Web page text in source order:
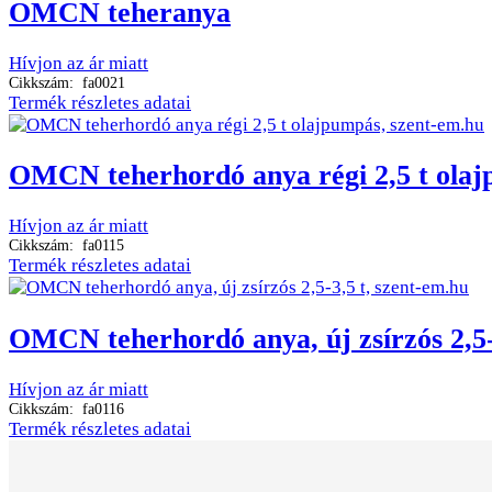
OMCN teheranya
Hívjon az ár miatt
Cikkszám: fa0021
Termék részletes adatai
OMCN teherhordó anya régi 2,5 t
Hívjon az ár miatt
Cikkszám: fa0115
Termék részletes adatai
OMCN teherhordó anya, új zsírzós
Hívjon az ár miatt
Cikkszám: fa0116
Termék részletes adatai